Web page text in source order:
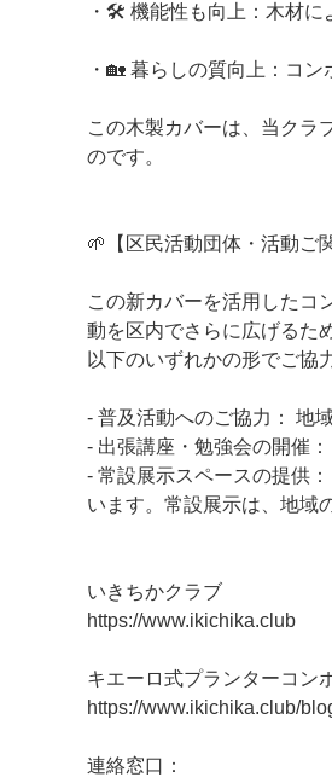
・🛠️ 機能性も向上：木材に
・🏡 暮らしの質向上：コ
この木製カバーは、当クラ
のです。
🌱【区民活動団体・活動ご
この新カバーを活用したコ
動を区内でさらに広げるた
以下のいずれかの形でご協
- 普及活動へのご協力： 地
- 出張講座・勉強会の開催
- 常設展示スペースの提供
います。常設展示は、地域
いきちかクラブ
https://www.ikichika.club
キエーロ式プランターコン
https://www.ikichika.club/
連絡窓口：